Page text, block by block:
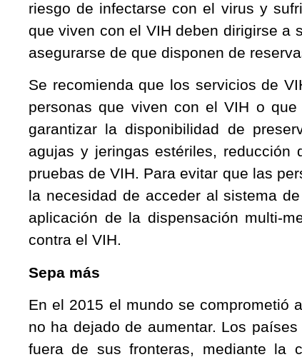
riesgo de infectarse con el virus y
que viven con el VIH deben dirigirse a
asegurarse de que disponen de
Se recomienda que los servicios de
personas que viven con el VIH o
garantizar la disponibilidad de
agujas y jeringas estériles,
pruebas de VIH. Para evitar que las
la necesidad de acceder al sistema
aplicación de la dispensación multi-
contra el VIH.
Sepa más
En el 2015 el mundo se comprometió
no ha dejado de aumentar. Los
fuera de sus fronteras, mediante la